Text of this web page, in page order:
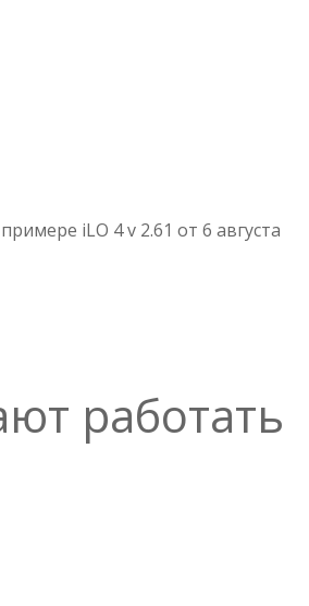
iLO 4 v 2.61 от 6 августа
работать